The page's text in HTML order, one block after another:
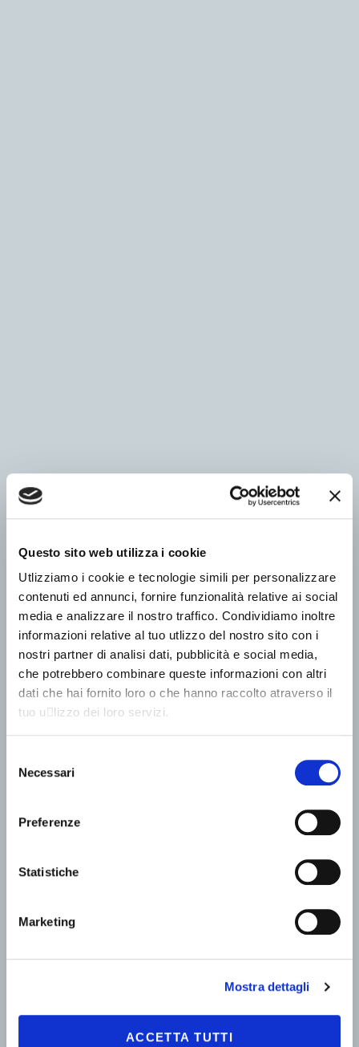
Questo sito web utilizza i cookie
Utlizziamo i cookie e tecnologie simili per personalizzare
contenuti ed annunci, fornire funzionalità relative ai social
media e analizzare il nostro traffico. Condividiamo inoltre
informazioni relative al tuo utlizzo del nostro sito con i
nostri partner di analisi dati, pubblicità e social media,
che potrebbero combinare queste informazioni con altri
dati che hai fornito loro o che hanno raccolto atraverso il
tuo u􀆟lizzo dei loro servizi.
delNecessari
Preferenze
Statistiche
Marketing
Mostra dettagli
ACCETTA TUTTI